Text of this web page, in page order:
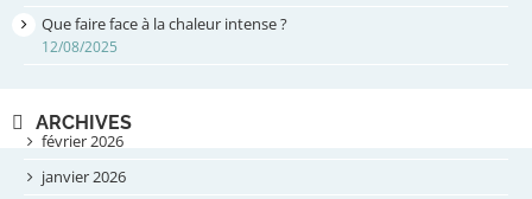
Que faire face à la chaleur intense ?
12/08/2025
ARCHIVES
février 2026
janvier 2026